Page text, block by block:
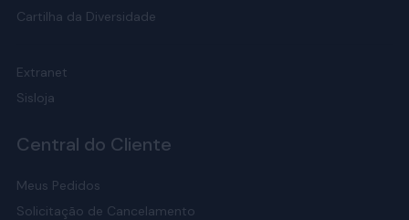
Cartilha da Diversidade
Extranet
Sisloja
Central do Cliente
Meus Pedidos
Solicitação de Cancelamento